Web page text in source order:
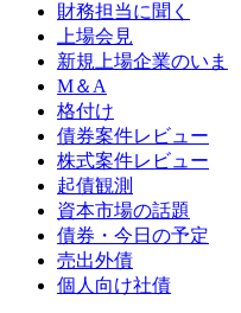
財務担当に聞く
上場会見
新規上場企業のいま
M＆A
格付け
債券案件レビュー
株式案件レビュー
起債観測
資本市場の話題
債券・今日の予定
売出外債
個人向け社債